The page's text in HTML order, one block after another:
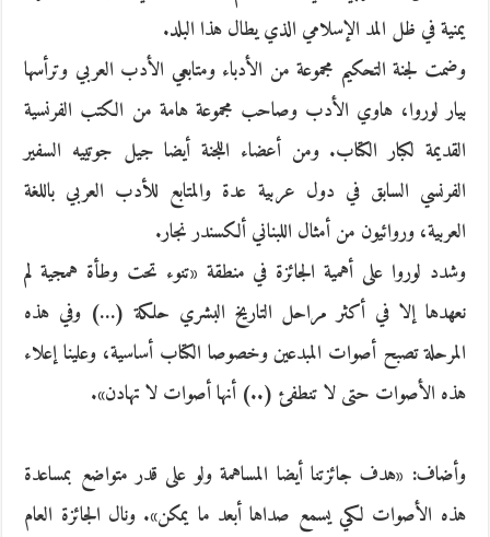
يمنية في ظل المد الإسلامي الذي يطال هذا البلد.
وضمت لجنة التحكيم مجموعة من الأدباء ومتابعي الأدب العربي وترأسها
بيار لوروا، هاوي الأدب وصاحب مجموعة هامة من الكتب الفرنسية
القديمة لكبار الكتاب. ومن أعضاء اللجنة أيضا جيل جوتييه السفير
الفرنسي السابق في دول عربية عدة والمتابع للأدب العربي باللغة
العربية، وروائيون من أمثال اللبناني ألكسندر نجار.
وشدد لوروا على أهمية الجائزة في منطقة «تنوء تحت وطأة همجية لم
نعهدها إلا في أكثر مراحل التاريخ البشري حلكة (…) وفي هذه
المرحلة تصبح أصوات المبدعين وخصوصا الكتاب أساسية، وعلينا إعلاء
هذه الأصوات حتى لا تنطفئ (..) أنها أصوات لا تهادن».
وأضاف: «هدف جائزتنا أيضا المساهمة ولو على قدر متواضع بمساعدة
هذه الأصوات لكي يسمع صداها أبعد ما يمكن». ونال الجائزة العام